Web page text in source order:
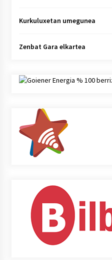
Kurkuluxetan umegunea
Zenbat Gara elkartea